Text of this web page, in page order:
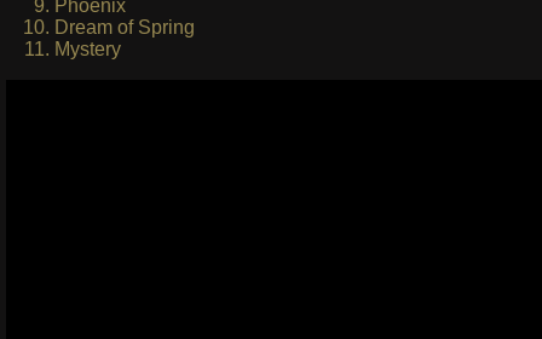
Phoenix
Dream of Spring
Mystery